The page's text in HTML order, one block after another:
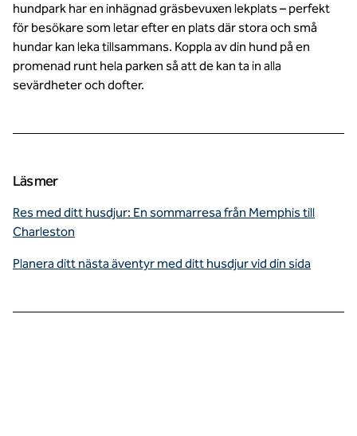
hundpark har en inhägnad gräsbevuxen lekplats – perfekt
för besökare som letar efter en plats där stora och små
hundar kan leka tillsammans. Koppla av din hund på en
promenad runt hela parken så att de kan ta in alla
sevärdheter och dofter.
Läs mer
Res med ditt husdjur: En sommarresa från Memphis till
Charleston
Planera ditt nästa äventyr med ditt husdjur vid din sida